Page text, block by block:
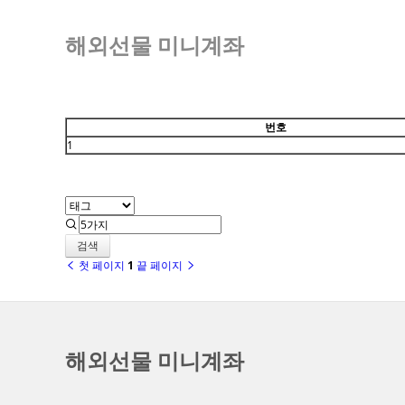
해외선물 미니계좌
번호
1
검색
첫 페이지 1 끝 페이지
해외선물 미니계좌